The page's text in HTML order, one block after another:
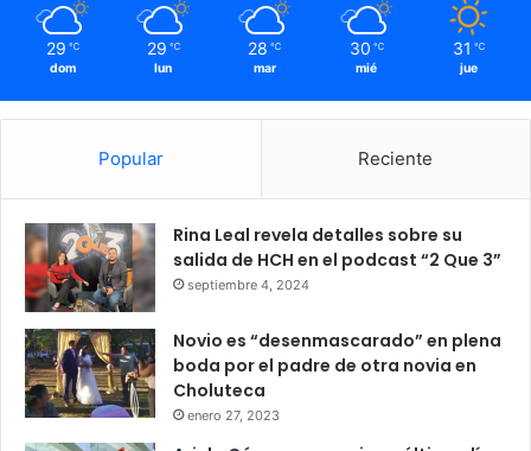
29 ℃
dom
29 ℃
lun
28 ℃
mar
30 ℃
mié
31 ℃
jue
Popular Reciente
Rina Leal revela detalles sobre su
salida de HCH en el podcast “2 Que 3”
septiembre 4, 2024
Novio es “desenmascarado” en plena
boda por el padre de otra novia en
Choluteca
enero 27, 2023